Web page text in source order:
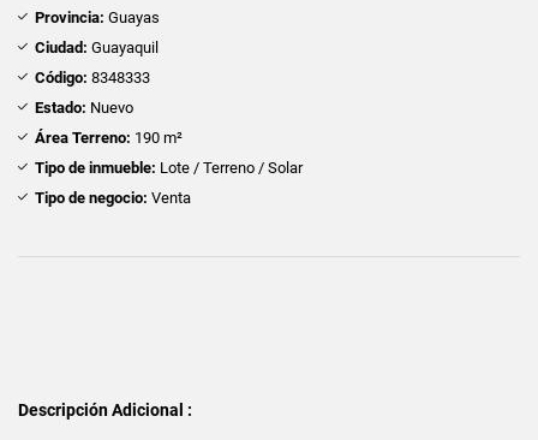
Provincia: Guayas
Ciudad: Guayaquil
Código: 8348333
Estado: Nuevo
Área Terreno: 190 m²
Tipo de inmueble: Lote / Terreno / Solar
Tipo de negocio: Venta
Descripción Adicional :